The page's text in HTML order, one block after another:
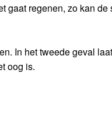
regenen, zo kan
In het tweede geval
oog is.